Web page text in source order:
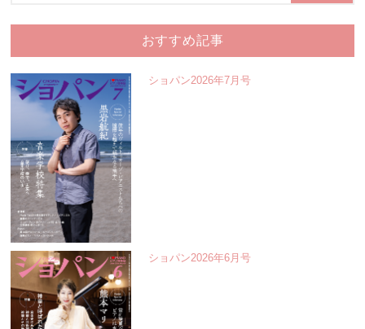
おすすめ記事
ショパン2026年7月号
ショパン2026年6月号